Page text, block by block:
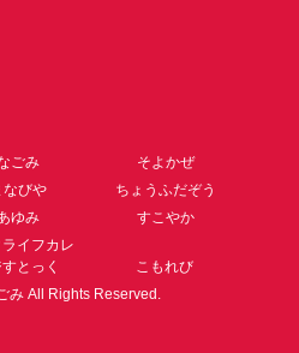
ごみ
そよかぜ
なびや
ちょうふだぞう
ゆみ
すこやか
イフカレ
とっく
こもれび
みAll Rights Reserved.